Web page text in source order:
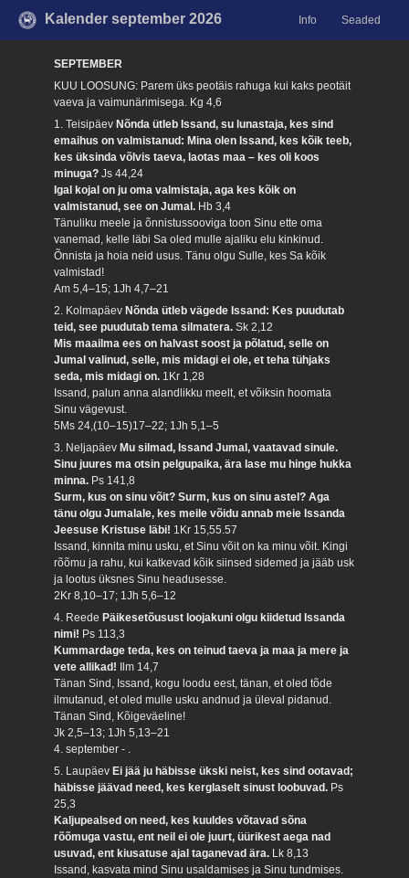
Kalender september 2026 Info Seaded
SEPTEMBER
KUU LOOSUNG: Parem üks peotäis rahuga kui kaks peotäit
vaeva ja vaimunärimisega. Kg 4,6
1. Teisipäev Nõnda ütleb Issand, su lunastaja, kes sind
emaihus on valmistanud: Mina olen Issand, kes kõik teeb,
kes üksinda võlvis taeva, laotas maa – kes oli koos
minuga?Js 44,24
Igal kojal on ju oma valmistaja, aga kes kõik on
valmistanud, see on Jumal. Hb 3,4
Tänuliku meele ja õnnistussooviga toon Sinu ette oma
vanemad, kelle läbi Sa oled mulle ajaliku elu kinkinud.
Õnnista ja hoia neid usus. Tänu olgu Sulle, kes Sa kõik
valmistad!
Am 5,4–15; 1Jh 4,7–21
2. Kolmapäev Nõnda ütleb vägede Issand: Kes puudutab
teid, see puudutab tema silmatera.Sk 2,12
Mis maailma ees on halvast soost ja põlatud, selle on
Jumal valinud, selle, mis midagi ei ole, et teha tühjaks
seda, mis midagi on. 1Kr 1,28
Issand, palun anna alandlikku meelt, et võiksin hoomata
Sinu vägevust.
5Ms 24,(10–15)17–22; 1Jh 5,1–5
3. Neljapäev Mu silmad, Issand Jumal, vaatavad sinule.
Sinu juures ma otsin pelgupaika, ära lase mu hinge hukka
minna. Ps 141,8
Surm, kus on sinu võit? Surm, kus on sinu astel? Aga
tänu olgu Jumalale, kes meile võidu annab meie Issanda
Jeesuse Kristuse läbi! 1Kr 15,55.57
Issand, kinnita minu usku, et Sinu võit on ka minu võit. Kingi
rõõmu ja rahu, kui katkevad kõik siinsed sidemed ja jääb usk
ja lootus üksnes Sinu headusesse.
2Kr 8,10–17; 1Jh 5,6–12
4. Reede Päikesetõusust loojakuni olgu kiidetud Issanda
nimi! Ps 113,3
Kummardage teda, kes on teinud taeva ja maa ja mere ja
vete allikad!
Ilm 14,7
Tänan Sind, Issand, kogu loodu eest, tänan, et oled tõde
ilmutanud, et oled mulle usku andnud ja üleval pidanud.
Tänan Sind, Kõigeväeline!
Jk 2,5–13; 1Jh 5,13–21
4. september - .
5. Laupäev Ei jää ju häbisse ükski neist, kes sind ootavad;
häbisse jäävad need, kes kerglaselt sinust loobuvad. Ps
25,3
Kaljupealsed on need, kes kuuldes võtavad sõna
rõõmuga vastu, ent neil ei ole juurt, üürikest aega nad
usuvad, ent kiusatuse ajal taganevad ära. Lk 8,13
Issand, kasvata mind Sinu usaldamises ja Sinu tundmises.